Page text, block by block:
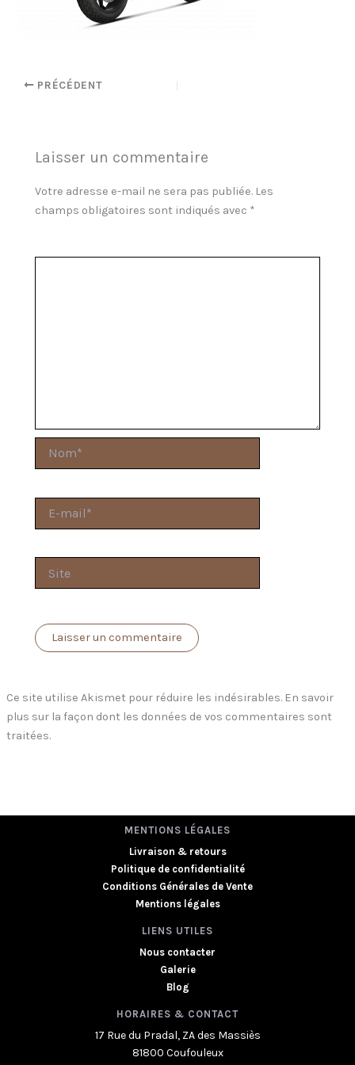
PRÉCÉDENT
Laisser un commentaire
Votre adresse e-mail ne sera pas publiée. Les
champs obligatoires sont indiqués avec *
mail*
Ce site utilise Akismet pour réduire les indésirables. En savoir
plus sur la façon dont les données de vos commentaires sont
traitées.
MENTIONS LÉGALES
Livraison & retours
Politique de confidentialité
Conditions Générales de Vente
Mentions légales
LIENS UTILES
Nous contacter
Galerie
Blog
HORAIRES & CONTACT
17 Rue du Pradal, ZA des Massiès
81800 Coufouleux